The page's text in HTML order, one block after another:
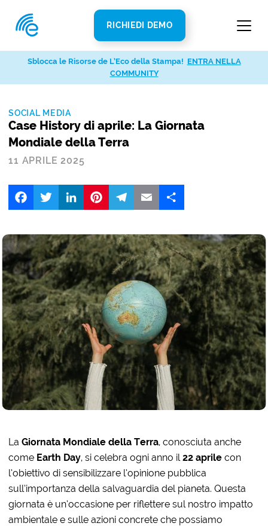
RICHIEDI DEMO
SOCIAL MEDIA
Case History di aprile: La Giornata
Mondiale della Terra
11 APRILE 2025
FacebookTwitter LinkedIn
LaGiornata Mondiale della Terra, conosciuta anche
come Earth Day, si celebra ogni anno il22 aprile con
l’obiettivo di sensibilizzare l’opinione pubblica
sull’importanza della salvaguardia del pianeta. Questa
giornata è un’occasione per riflettere sul nostro impatto
ambientale e sulle azioni concrete che possiamo
Sblocca le Risorse de L’Eco della Stampa! ENTRA NELLA
COMMUNITY